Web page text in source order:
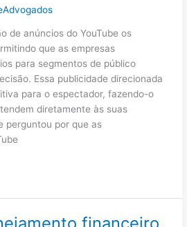
de anúncios do YouTube os
que as empresas
para segmentos de público
Essa publicidade direcionada
para o espectador, fazendo-o
diretamente às suas
perguntou por que as